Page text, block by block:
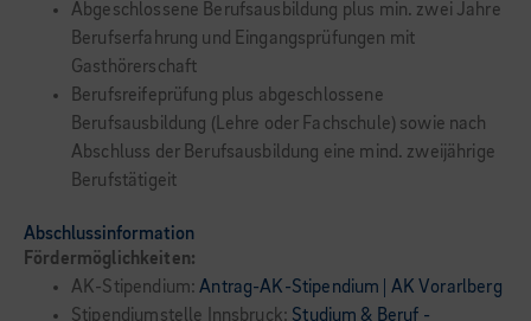
Abgeschlossene Berufsausbildung plus min. zwei Jahre
Berufserfahrung und Eingangsprüfungen mit
Gasthörerschaft
Berufsreifeprüfung plus abgeschlossene
Berufsausbildung (Lehre oder Fachschule) sowie nach
Abschluss der Berufsausbildung eine mind. zweijährige
Berufstätigeit
Abschlussinformation
Fördermöglichkeiten:
AK-Stipendium:Antrag-AK-Stipendium | AK Vorarlberg
Stipendiumstelle Innsbruck: Studium & Beruf -